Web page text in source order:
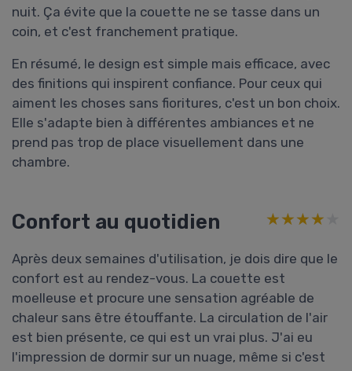
nuit. Ça évite que la couette ne se tasse dans un
coin, et c'est franchement pratique.
En résumé, le design est simple mais efficace, avec
des finitions qui inspirent confiance. Pour ceux qui
aiment les choses sans fioritures, c'est un bon choix.
Elle s'adapte bien à différentes ambiances et ne
prend pas trop de place visuellement dans une
chambre.
Confort au quotidien ★★★★★
★★★★★
Après deux semaines d'utilisation, je dois dire que le
confort est au rendez-vous. La couette est
moelleuse et procure une sensation agréable de
chaleur sans être étouffante. La circulation de l'air
est bien présente, ce qui est un vrai plus. J'ai eu
l'impression de dormir sur un nuage, même si c'est